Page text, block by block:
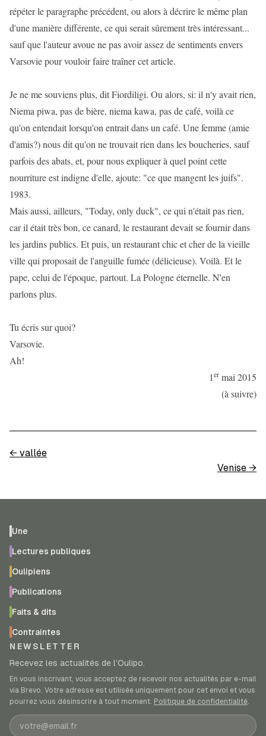
répéter le paragraphe précédent, ou alors à décrire le même plan
d'une manière différente, ce qui serait sûrement très intéressant...
sauf que l'auteur avoue ne pas avoir assez de sentiments envers
Varsovie pour vouloir faire traîner cet article.
Je ne me souviens plus, dit Fiordiligi. Ou alors, si: il n'y avait rien,
Niema piwa, pas de bière, niema kawa, pas de café, voilà ce
qu'on entendait lorsqu'on entrait dans un café. Une femme (amie
d'amis?) nous dit qu'on ne trouvait rien dans les boucheries, sauf
parfois des abats, et, pour nous expliquer à quel point cette
nourriture est indigne d'elle, ajoute: "ce que mangent les juifs".
1983.
Mais aussi, ailleurs, "Today, only duck", ce qui n'était pas rien,
car il était très bon, ce canard, le restaurant devait se fournir dans
les jardins publics. Et puis, un restaurant chic et cher de la vieille
ville qui proposait de l'anguille fumée (délicieuse). Voilà. Et le
pape, celui de l'époque, partout. La Pologne éternelle. N'en
parlons plus.
Tu écris sur quoi?
Varsovie.
Ah!
1er mai 2015
(à suivre)
← vallée
Venise →
Une
Lectures publiques
Oulipiens
Publications
Faits & dits
Contraintes
NEWSLETTER
Recevez les actualités de l’Oulipo.
En vous inscrivant, vous acceptez de recevoir nos actualités par e-mail
via Brevo. Votre adresse est utilisée uniquement pour cet envoi et vous
pourrez vous désinscrire à tout moment. Politique de confidentialité.
Adresse e-mail